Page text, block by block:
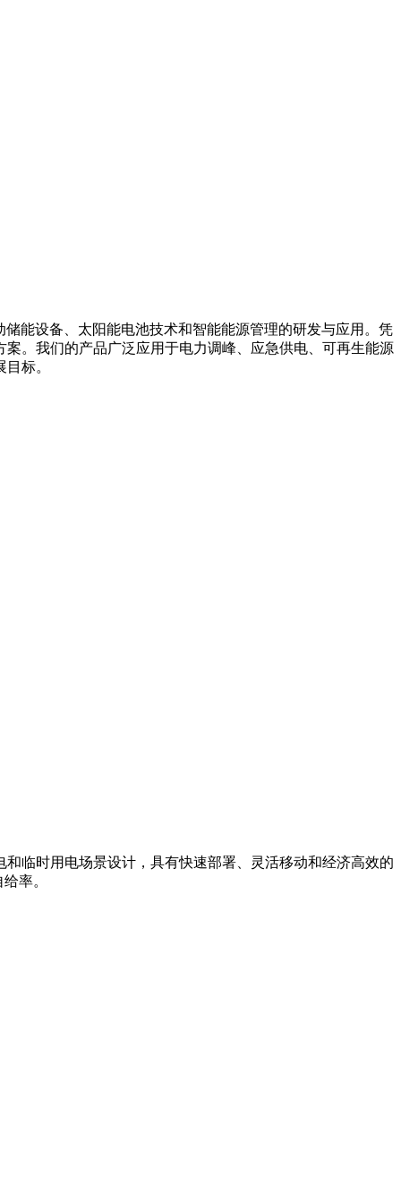
储能设备、太阳能电池技术和智能能源管理的研发与应用。凭
。我们的产品广泛应用于电力调峰、应急供电、可再生能源
标。
临时用电场景设计，具有快速部署、灵活移动和经济高效的
率。